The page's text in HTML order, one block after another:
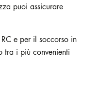
puoi assicurare
e per il soccorso in
tra i più convenienti